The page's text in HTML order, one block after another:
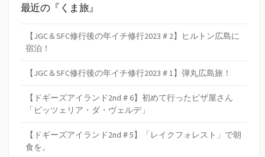
最近の『くま旅』
【JGC＆SFC修行後の年イチ修行2023＃2】ヒルトン広島に
宿泊！
【JGC＆SFC修行後の年イチ修行2023＃1】弾丸広島旅！
【ドギーズアイランド2nd＃6】初めて行ったピザ屋さん
「ピッツェリア・ダ・ヴェルデ」
【ドギーズアイランド2nd＃5】「レイクフォレスト」で朝
食を。